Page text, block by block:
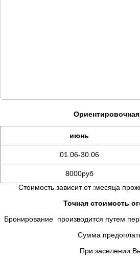
июнь
01.06-30.06
8000руб
Стоимость зависит от :месяца
Точная стоимость
Бронирование производится путем
Сумма предоплаты входит в
При заселении Вы